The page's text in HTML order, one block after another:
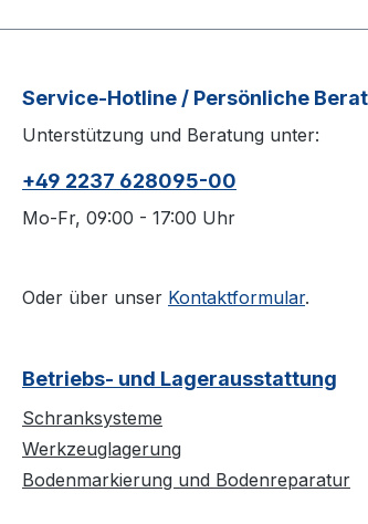
Service-Hotline / Persönliche
Unterstützung und Beratung unter:
+49 2237 628095-00
Mo-Fr, 09:00 - 17:00 Uhr
Oder über unser Kontaktformular.
Betriebs- und Lagerausstattung
Schranksysteme
Werkzeuglagerung
Bodenmarkierung und Bodenreparatur